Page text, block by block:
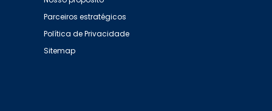
Parceiros estratégicos
Política de Privacidade
Sitemap